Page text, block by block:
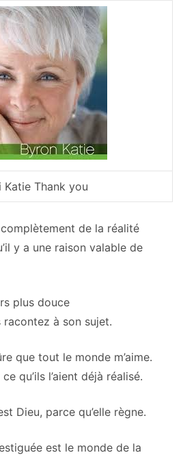
Katie Thank you
de la réalité
y a une raison valable de
plus douce
à son sujet.
que tout le monde m’aime.
qu’ils l’aient déjà réalisé.
Dieu, parce qu’elle règne.
est le monde de la